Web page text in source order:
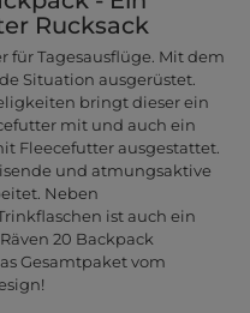
Rucksack
für Tagesausflüge. Mit dem
Situation ausgerüstet.
bringt dieser ein
mit und auch ein
Fleecefutter ausgestattet.
und atmungsaktive
Neben
ist auch ein
20 Backpack
Gesamtpaket vom